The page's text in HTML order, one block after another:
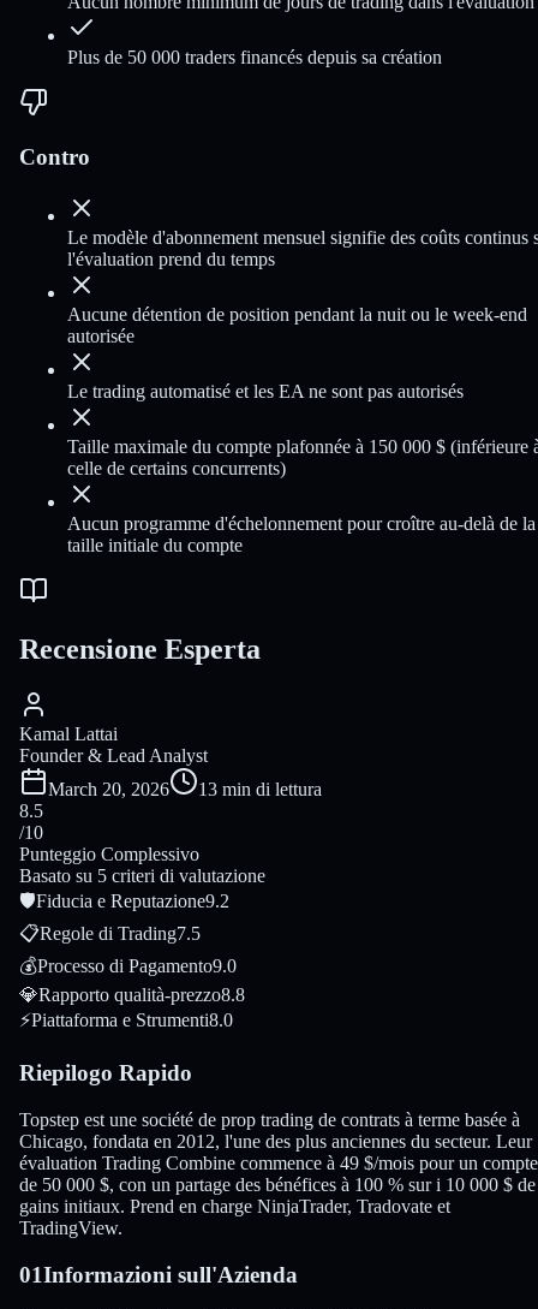
Plus de 50 000 traders financés depuis sa création
Contro
Le modèle d'abonnement mensuel signifie des coûts continus
l'évaluation prend du temps
Aucune détention de position pendant la nuit ou le week-end
autorisée
Le trading automatisé et les EA ne sont pas autorisés
Taille maximale du compte plafonnée à 150 000 $ (inférieure
celle de certains concurrents)
Aucun programme d'échelonnement pour croître au-delà de la
taille initiale du compte
Recensione Esperta
Kamal Lattai
Founder & Lead Analyst
March 20, 2026
13 min di lettura
8.5
/10
Punteggio Complessivo
Basato su 5 criteri di valutazione
🛡Fiducia e Reputazione9.2
📋Regole di Trading7.5
💰Processo di Pagamento9.0
💎Rapporto qualità-prezzo8.8
⚡Piattaforma e Strumenti8.0
Riepilogo Rapido
Topstep est une société de prop trading de contrats à terme basée à
Chicago, fondata en 2012, l'une des plus anciennes du secteur. Leur
évaluation Trading Combine commence à 49 $/mois pour un compte
de 50 000 $, con un partage des bénéfices à 100 % sur i 10 000 $ de
gains initiaux. Prend en charge NinjaTrader, Tradovate et
TradingView.
01Informazioni sull'Azienda